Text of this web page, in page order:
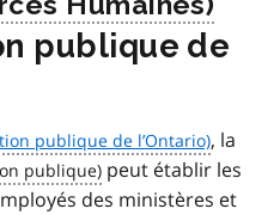
publique de
, la
peut établir les
des ministères et